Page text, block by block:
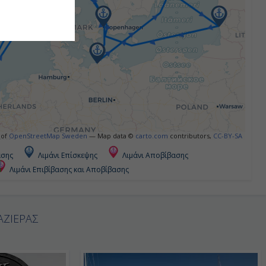
OpenStreetMap Sweden — Map data © carto.com contributors, CC-BY-SA
Λιμάνι Επίσκεψης
Λιμάνι Αποβίβασης
Λιμάνι Επιβίβασης και Αποβίβασης